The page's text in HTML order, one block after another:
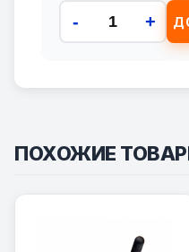
- +
ПОХОЖИЕ